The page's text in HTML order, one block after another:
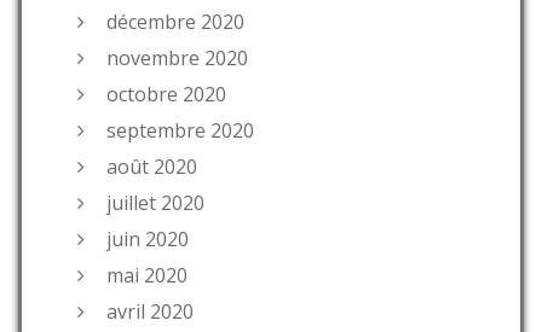
décembre 2020
novembre 2020
octobre 2020
septembre 2020
août 2020
juillet 2020
juin 2020
mai 2020
avril 2020